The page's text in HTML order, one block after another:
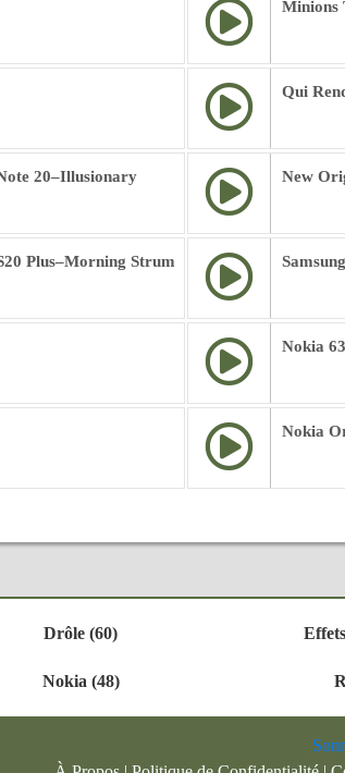
Minions
Qui
20–Illusionary New
Plus–Morning Strum
Nokia
Nokia
Drôle (60)
Nokia (48)